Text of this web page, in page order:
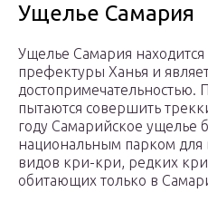
Ущелье Самария
Ущелье Самария
префектуры Ханья и
достопримечательностью.
пытаются совершить
году Самарийское ущелье
национальным парком
видов кри-кри, редких
обитающих только в